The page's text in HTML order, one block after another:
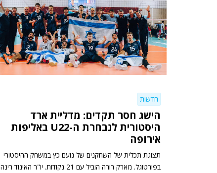
חדשות
הישג חסר תקדים: מדליית ארד
היסטורית לנבחרת ה-U22 באליפות
אירופה
תצוגת תכלית של השחקנים של נועם כץ במשחק ההיסטורי
בפורטוגל. מארק רורה הוביל עם 21 נקודות. יו"ר האיגוד רינה